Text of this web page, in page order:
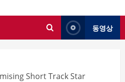
동영상
Short Track Star